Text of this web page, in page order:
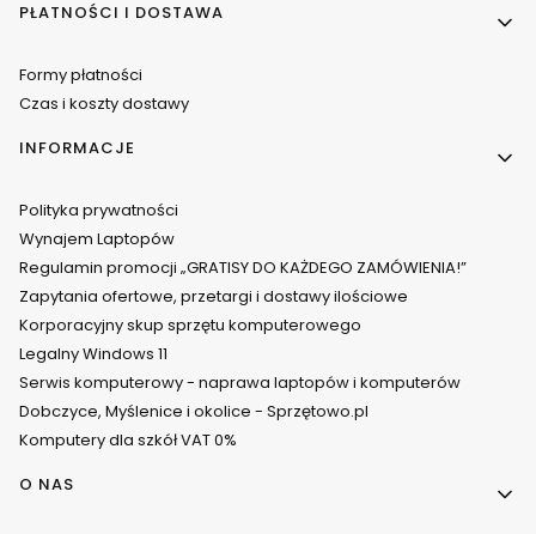
PŁATNOŚCI I DOSTAWA
Formy płatności
Czas i koszty dostawy
INFORMACJE
Polityka prywatności
Wynajem Laptopów
Regulamin promocji „GRATISY DO KAŻDEGO ZAMÓWIENIA!”
Zapytania ofertowe, przetargi i dostawy ilościowe
Korporacyjny skup sprzętu komputerowego
Legalny Windows 11
Serwis komputerowy - naprawa laptopów i komputerów
Dobczyce, Myślenice i okolice - Sprzętowo.pl
Komputery dla szkół VAT 0%
O NAS